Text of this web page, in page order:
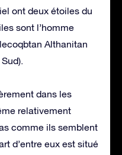
ont deux étoiles du
sont l’homme
Althanitan
dans les
relativement
comme ils semblent
d’entre eux est situé